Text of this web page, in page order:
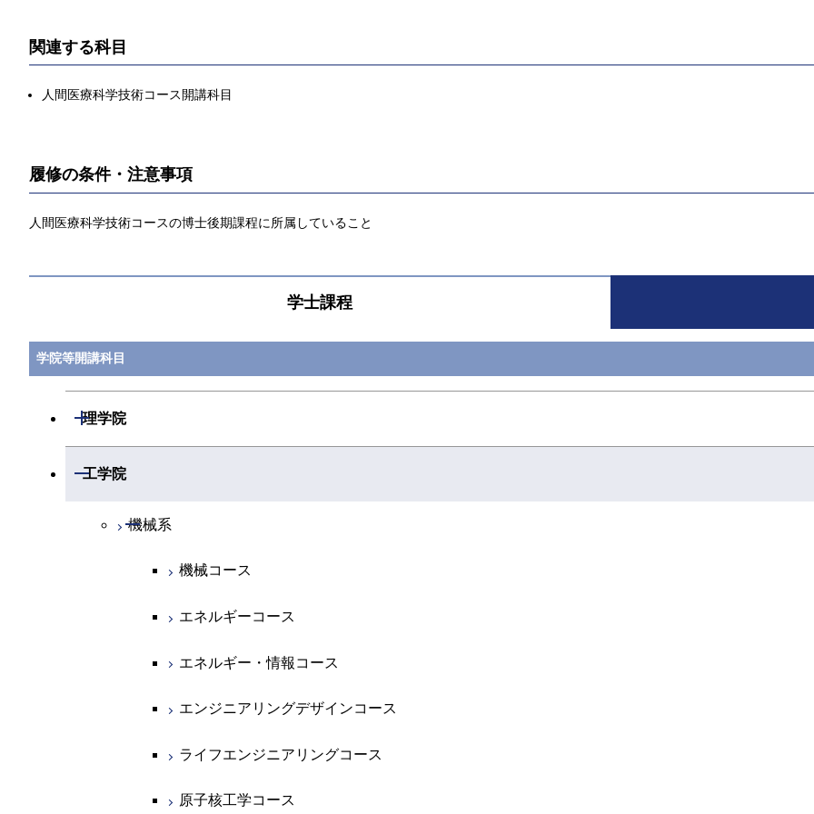
関連する科目
人間医療科学技術コース開講科目
履修の条件・注意事項
人間医療科学技術コースの博士後期課程に所属していること
学士課程
学院等開講科目
理学院
開閉
物理学系
物理学コース
物質・情報卓越コース
化学コース
エネルギーコース
エネルギー・情報コース
地球惑星科学系
地球惑星科学コース
地球生命コース
工学院
開閉
機械系
開閉
機械コース
エネルギーコース
エネルギー・情報コース
エンジニアリングデザインコース
ライフエンジニアリングコース
原子核工学コース